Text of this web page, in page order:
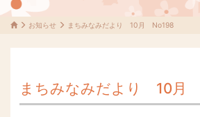
お知らせ まちみなみだより 10月 No198
まちみなみだより 10月